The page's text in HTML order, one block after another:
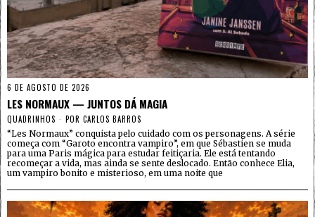
6 DE AGOSTO DE 2026
LES NORMAUX — JUNTOS DÁ MAGIA
QUADRINHOS POR CARLOS BARROS
“Les Normaux” conquista pelo cuidado com os personagens. A série
começa com “Garoto encontra vampiro”, em que Sébastien se muda
para uma Paris mágica para estudar feitiçaria. Ele está tentando
recomeçar a vida, mas ainda se sente deslocado. Então conhece Elia,
um vampiro bonito e misterioso, em uma noite que